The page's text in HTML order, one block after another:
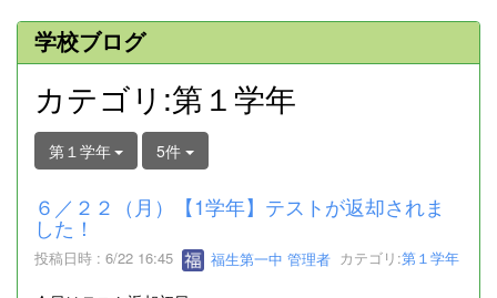
学校ブログ
カテゴリ:第１学年
第１学年 5件
６／２２（月）【1学年】テストが返却されま
した！
投稿日時 : 6/22 16:45 福生第一中 管理者 カテゴリ:第１学年